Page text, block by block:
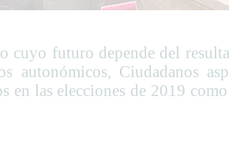
futuro depende del
autonómicos, Ciudadanos
en las elecciones de 2019